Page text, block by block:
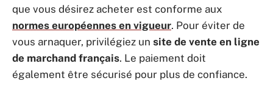
que vous désirez acheter est conforme aux
normes européennes en vigueur. Pour éviter de
vous arnaquer, privilégiez un site de vente en ligne
de marchand français. Le paiement doit
également être sécurisé pour plus de confiance.